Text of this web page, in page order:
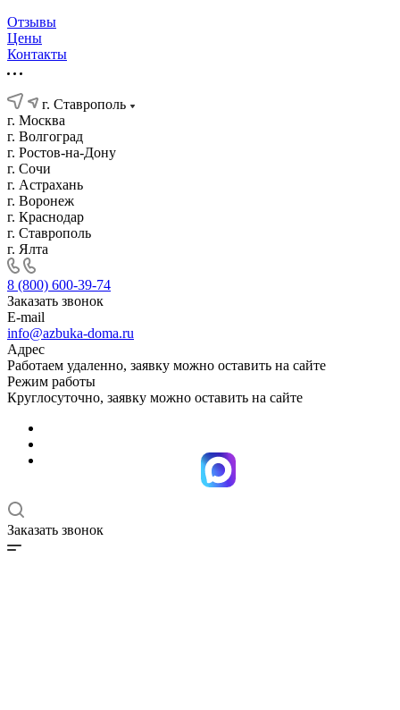
Отзывы
Цены
Контакты
г. Ставрополь
г. Москва
г. Волгоград
г. Ростов-на-Дону
г. Сочи
г. Астрахань
г. Воронеж
г. Краснодар
г. Ставрополь
г. Ялта
8 (800) 600-39-74
Заказать звонок
E-mail
info@azbuka-doma.ru
Адрес
Работаем удаленно, заявку можно оставить на сайте
Режим работы
Круглосуточно, заявку можно оставить на сайте
Заказать звонок